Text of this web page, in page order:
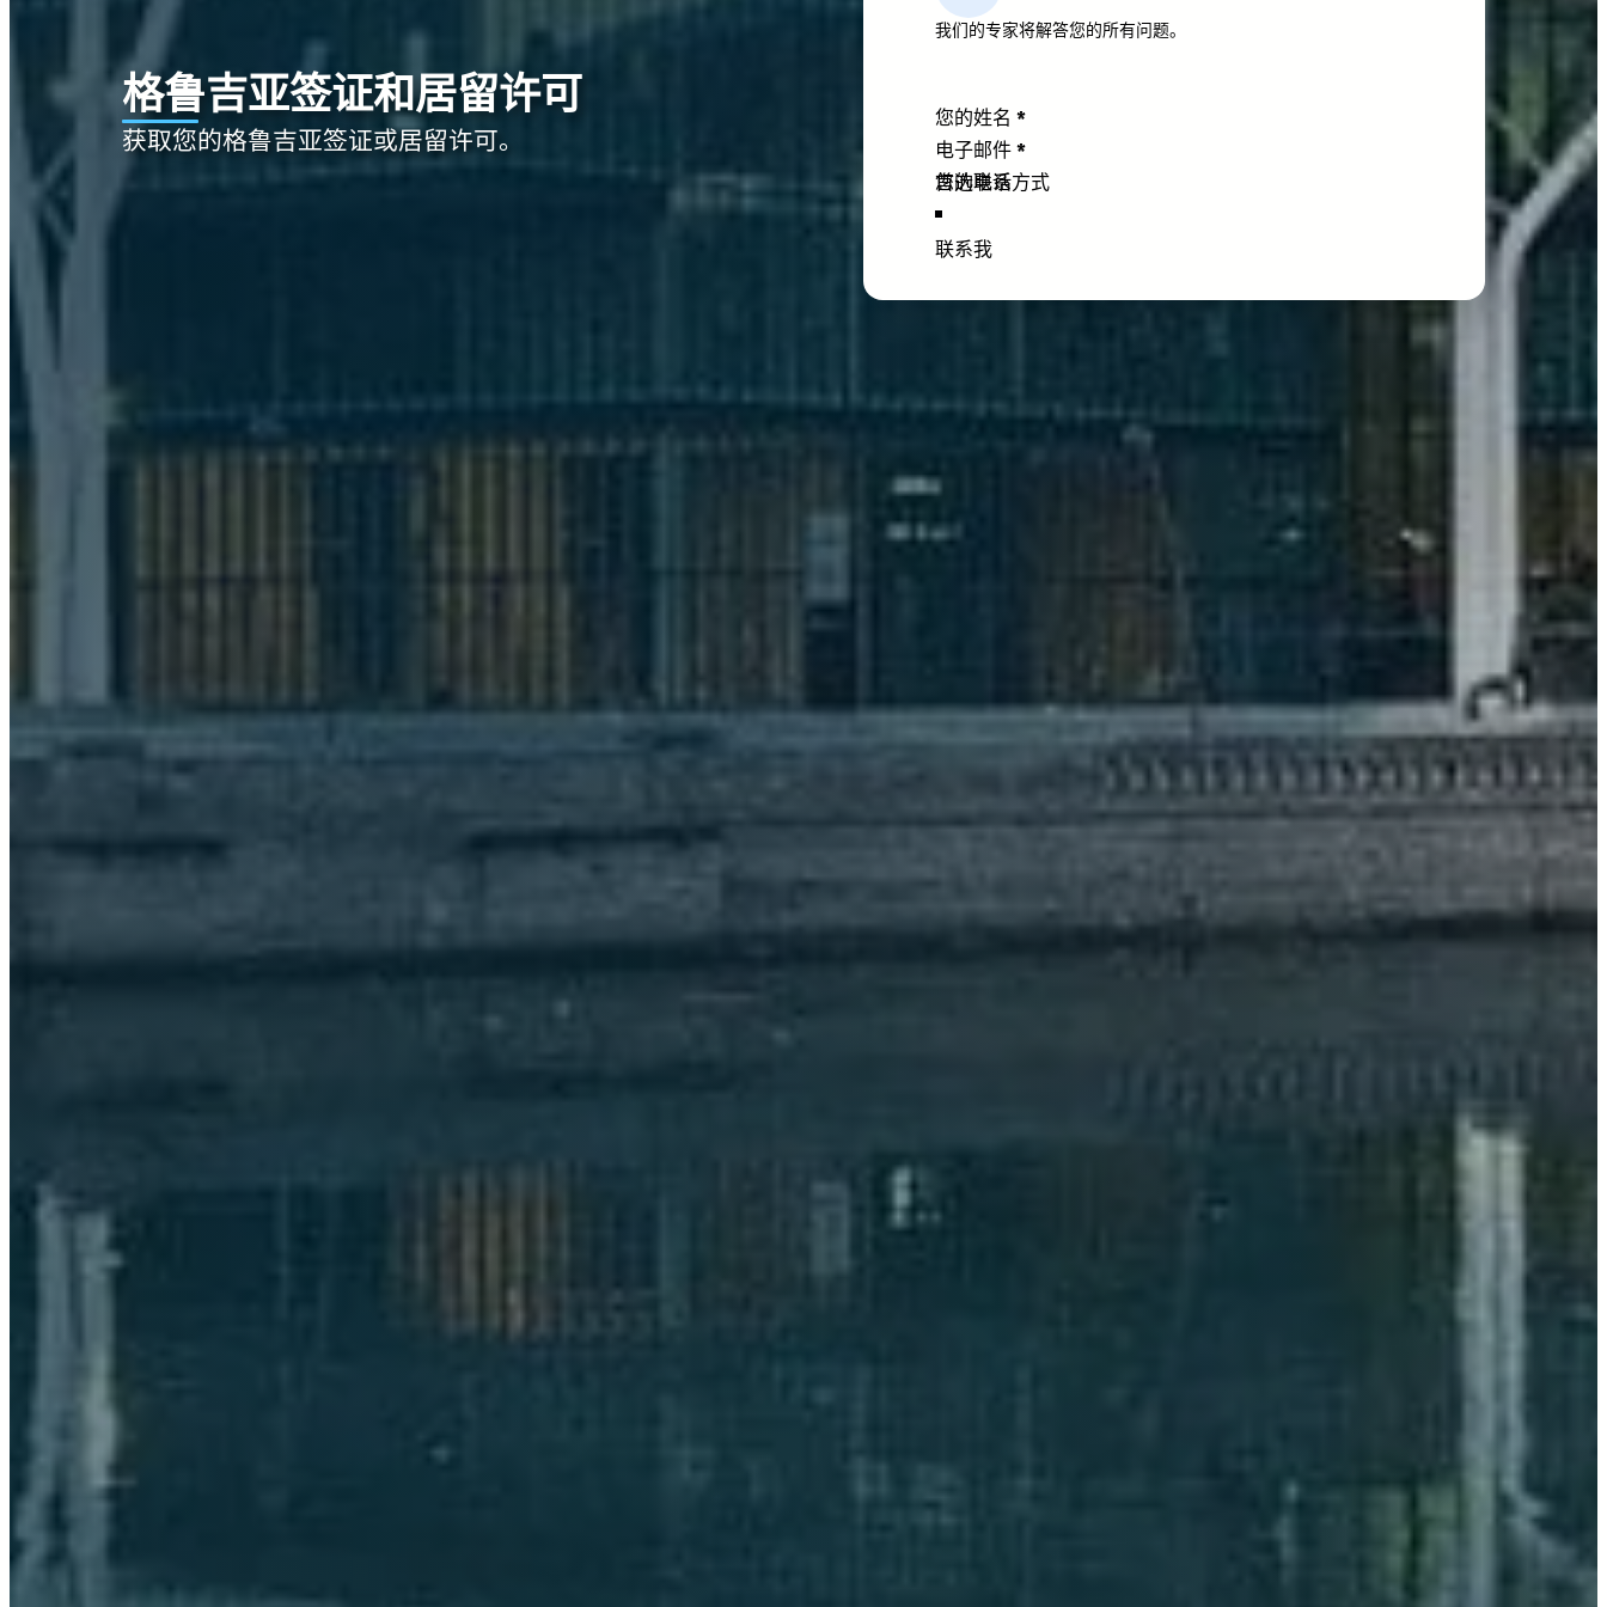
格鲁吉亚签证和居留许可
获取您的格鲁吉亚签证或居留许可。
我们的专家将解答您的所有问题。
您的姓名 *
电子邮件 *
您的电话
联系我